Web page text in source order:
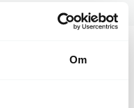
Om